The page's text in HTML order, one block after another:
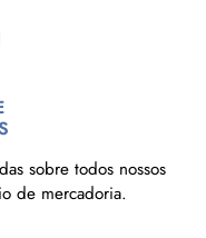
sobre todos nossos
de mercadoria.